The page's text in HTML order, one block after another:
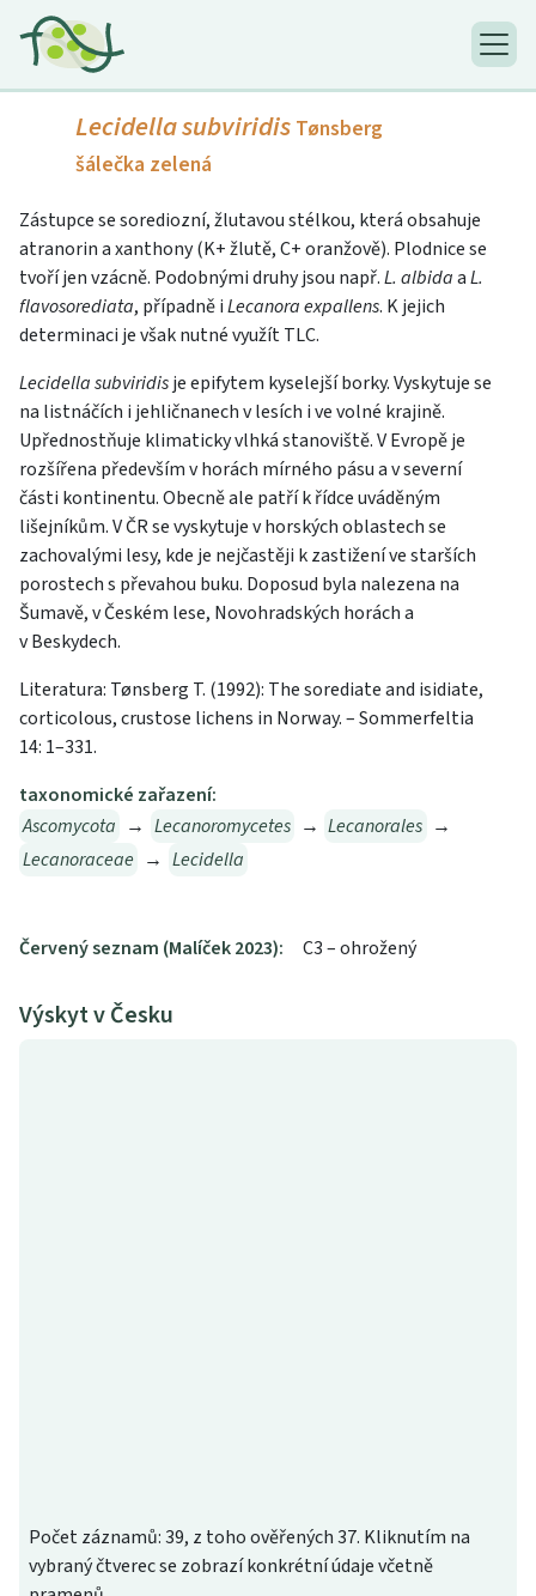
Lecidella subviridis Tønsberg
šálečka zelená
Zástupce se sorediozní, žlutavou stélkou, která obsahuje
atranorin a xanthony (K+ žlutě, C+ oranžově). Plodnice se
tvoří jen vzácně. Podobnými druhy jsou např.L. albidaaL.
flavosorediata, případně iLecanora expallens. K jejich
determinaci je však nutné využít TLC.
Lecidella subviridisje epifytem kyselejší borky. Vyskytuje se
na listnáčích i jehličnanech v lesích i ve volné krajině.
Upřednostňuje klimaticky vlhká stanoviště. V Evropě je
rozšířena především v horách mírného pásu a v severní
části kontinentu. Obecně ale patří k řídce uváděným
lišejníkům. V ČR se vyskytuje v horských oblastech se
zachovalými lesy, kde je nejčastěji k zastižení ve starších
porostech s převahou buku. Doposud byla nalezena na
Šumavě, v Českém lese, Novohradských horách a
v Beskydech.
Literatura: Tønsberg T. (1992): The sorediate and isidiate,
corticolous, crustose lichens in Norway. – Sommerfeltia
14: 1–331.
taxonomické zařazení:
Ascomycota → Lecanoromycetes → Lecanorales →
Lecanoraceae → Lecidella
Červený seznam (Malíček 2023): C3 – ohrožený
Výskyt v Česku
Počet záznamů: 39, z toho ověřených 37. Kliknutím na
vybraný čtverec se zobrazí konkrétní údaje včetně